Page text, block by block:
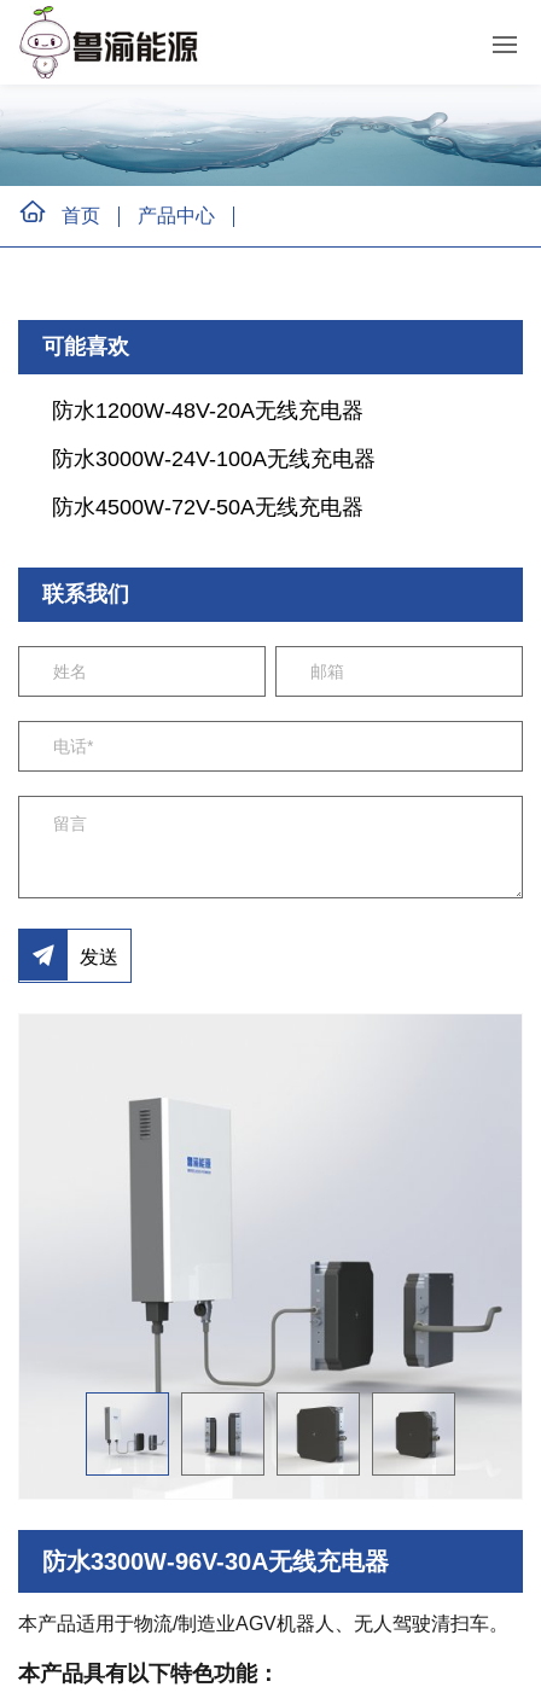
首页 产品中心
可能喜欢
防水1200W-48V-20A无线充电器
防水3000W-24V-100A无线充电器
防水4500W-72V-50A无线充电器
联系我们
发送
防水3300W-96V-30A无线充电器
本产品适用于物流/制造业AGV机器人、无人驾驶清扫车。
本产品具有以下特色功能：